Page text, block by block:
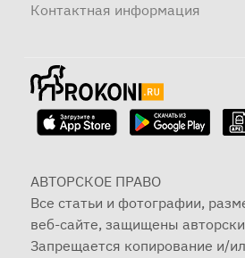
Контактная информация
АВТОРСКОЕ ПРАВО
Все статьи и фотографии,
веб-сайте, защищены
Запрещается копирование и/